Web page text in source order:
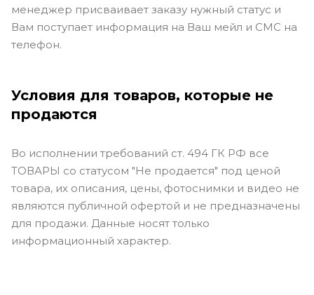
менеджер присваивает заказу нужный статус и
Вам поступает информация на Ваш мейл и СМС на
телефон.
Условия для товаров, которые не
продаются
Во исполнении требований ст. 494 ГК РФ все
ТОВАРЫ со статусом "Не продается" под ценой
товара, их описания, цены, фотоснимки и видео не
являются публичной офертой и не предназначены
для продажи. Данные носят только
информационный характер.